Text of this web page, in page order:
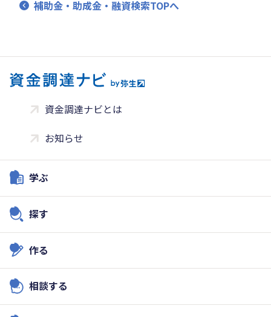
補助金・助成金・融資検索TOPへ
資金調達ナビとは
お知らせ
学ぶ
探す
作る
相談する